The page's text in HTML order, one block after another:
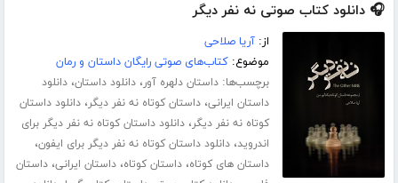
🎧 دانلود کتاب صوتی نه نفر دیگر
از:آریا صلاحی
موضوع:کتاب‌های صوتی رایگان داستان و رمان
برچسب‌ها:داستان دلهره آور،دانلود داستان،دانلود
داستان ایرانی،داستان کوتاه نه نفر دیگر،دانلود داستان
کوتاه نه نفر دیگر،دانلود داستان کوتاه نه نفر دیگر برای
اندروید،دانلود داستان کوتاه نه نفر دیگر برای ایفون،
داستان های کوتاه،داستان کوتاه،داستان ایرانی،داستان